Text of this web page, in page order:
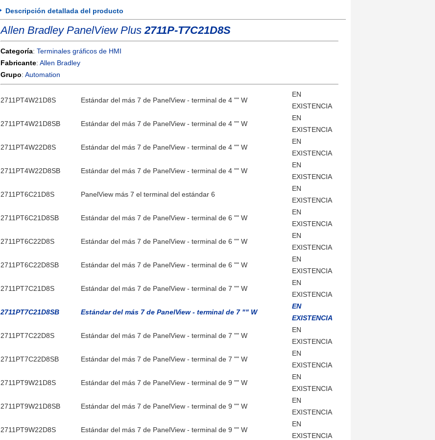
Descripción detallada del producto
Allen Bradley PanelView Plus 2711P-T7C21D8S
Categoría: Terminales gráficos de HMI
Fabricante: Allen Bradley
Grupo: Automation
2711PT4W21D8S Estándar del más 7 de PanelView - terminal de 4 "" W
EN
EXISTENCIA
2711PT4W21D8SB Estándar del más 7 de PanelView - terminal de 4 "" W
EN
EXISTENCIA
2711PT4W22D8S Estándar del más 7 de PanelView - terminal de 4 "" W
EN
EXISTENCIA
2711PT4W22D8SB Estándar del más 7 de PanelView - terminal de 4 "" W
EN
EXISTENCIA
2711PT6C21D8S PanelView más 7 el terminal del estándar 6
EN
EXISTENCIA
2711PT6C21D8SB Estándar del más 7 de PanelView - terminal de 6 "" W
EN
EXISTENCIA
2711PT6C22D8S Estándar del más 7 de PanelView - terminal de 6 "" W
EN
EXISTENCIA
2711PT6C22D8SB Estándar del más 7 de PanelView - terminal de 6 "" W
EN
EXISTENCIA
2711PT7C21D8S Estándar del más 7 de PanelView - terminal de 7 "" W
EN
EXISTENCIA
2711PT7C21D8SB Estándar del más 7 de PanelView - terminal de 7 "" W
EN
EXISTENCIA
2711PT7C22D8S Estándar del más 7 de PanelView - terminal de 7 "" W
EN
EXISTENCIA
2711PT7C22D8SB Estándar del más 7 de PanelView - terminal de 7 "" W
EN
EXISTENCIA
2711PT9W21D8S Estándar del más 7 de PanelView - terminal de 9 "" W
EN
EXISTENCIA
2711PT9W21D8SB Estándar del más 7 de PanelView - terminal de 9 "" W
EN
EXISTENCIA
2711PT9W22D8S Estándar del más 7 de PanelView - terminal de 9 "" W
EN
EXISTENCIA